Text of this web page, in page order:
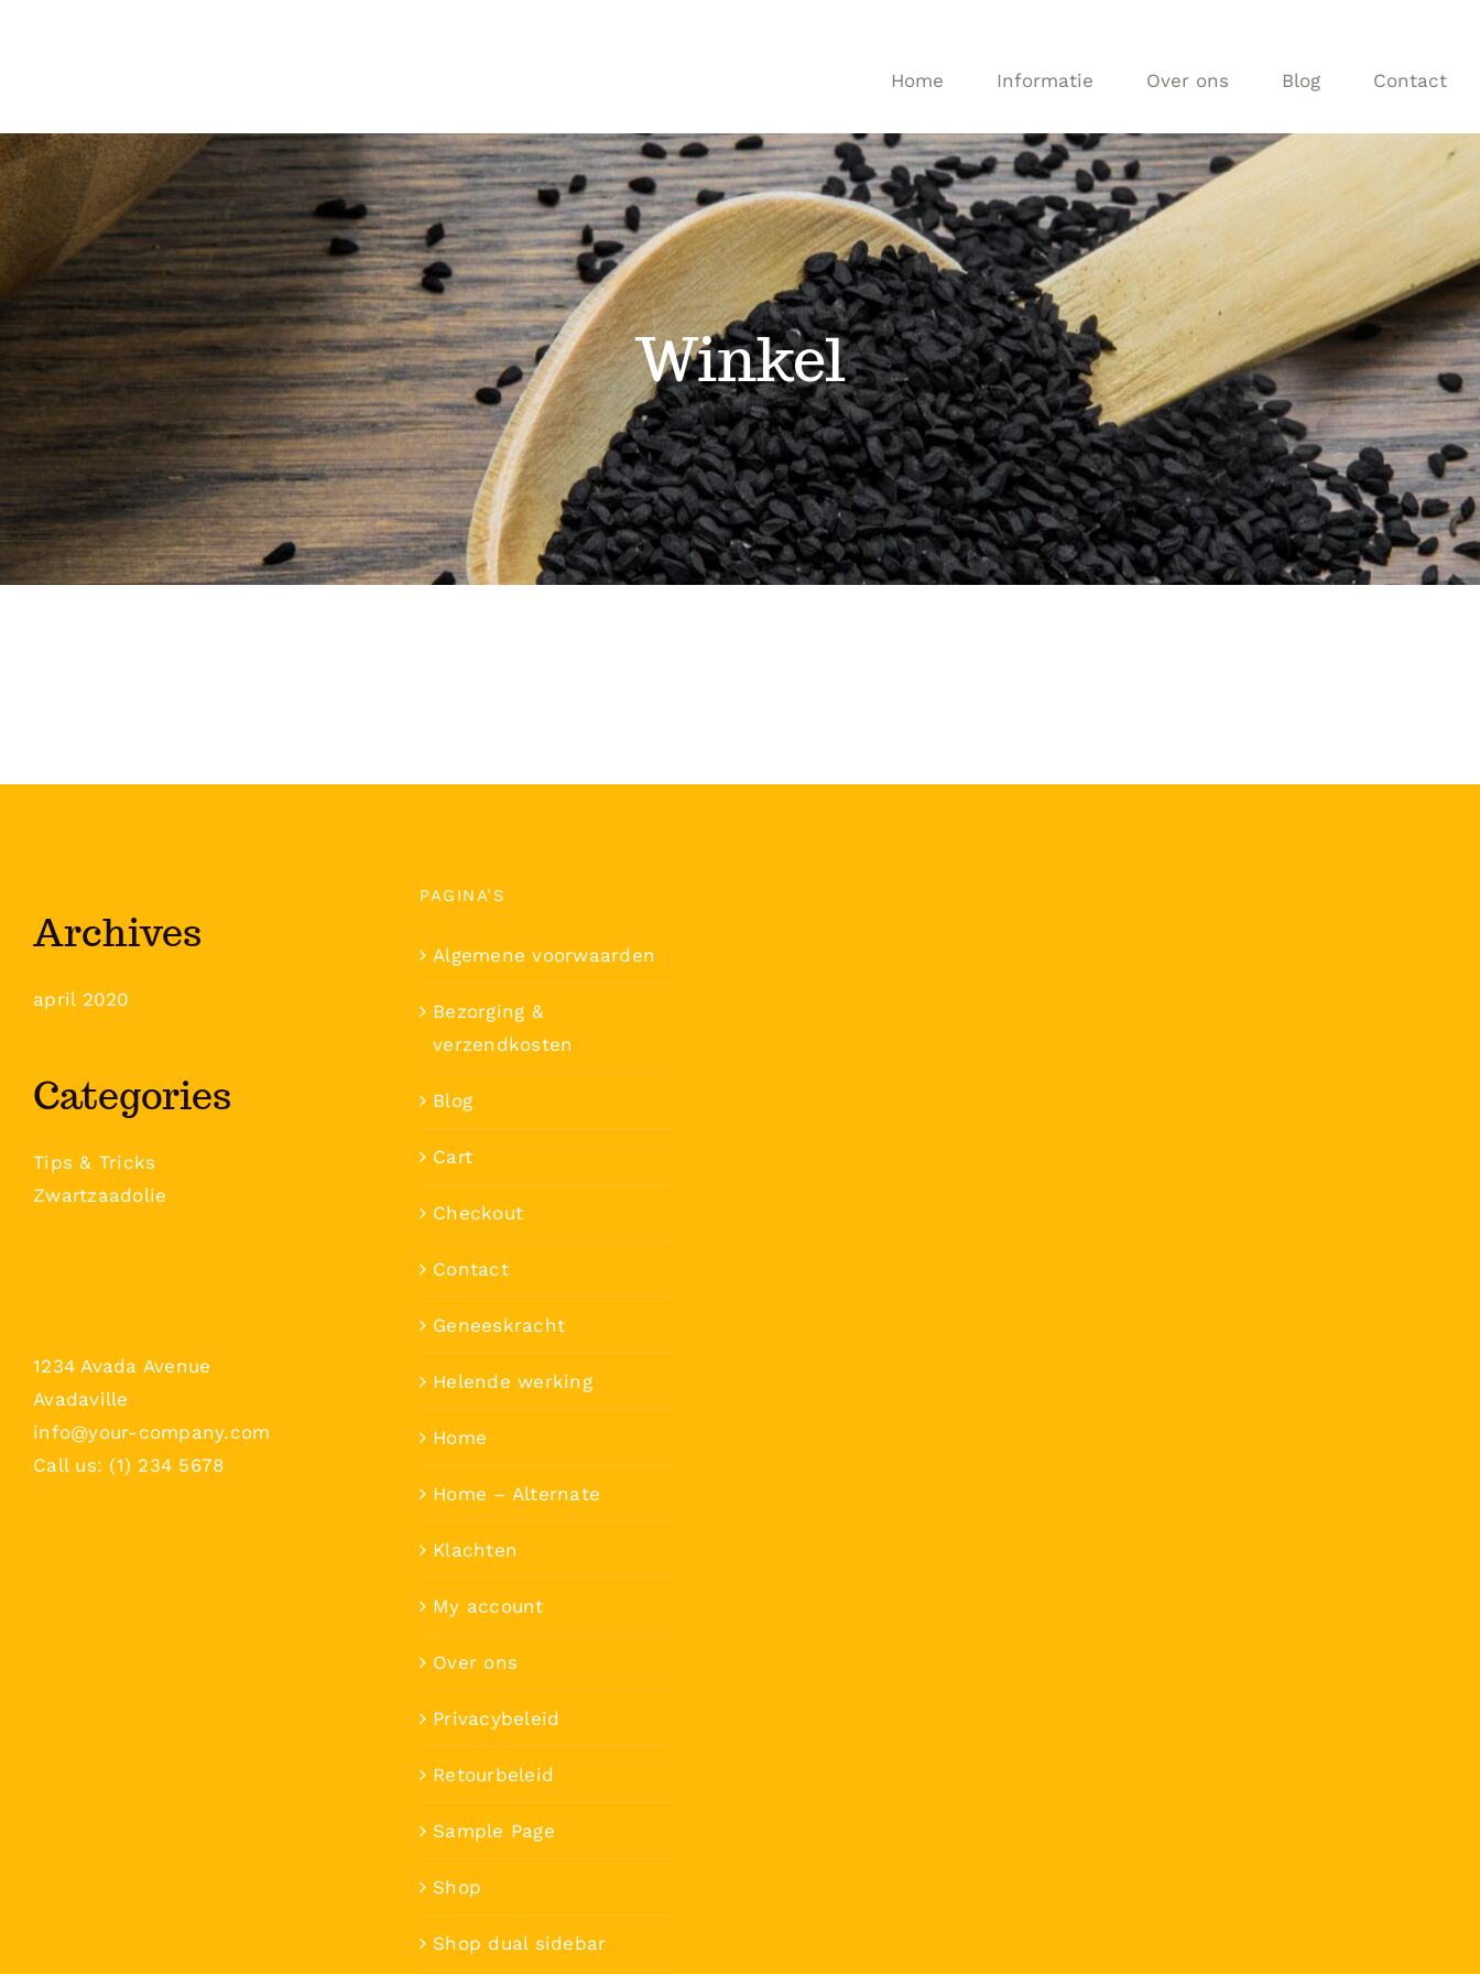
Home Informatie Over ons Blog Contact
Winkel
Archives
april 2020
Categories
Tips & Tricks
Zwartzaadolie
1234 Avada Avenue
Avadaville
info@your-company.com
Call us: (1) 234 5678
PAGINA’S
Algemene voorwaarden
Bezorging &
verzendkosten
Blog
Cart
Checkout
Contact
Geneeskracht
Helende werking
Home
Home – Alternate
Klachten
My account
Over ons
Privacybeleid
Retourbeleid
Sample Page
Shop
Shop dual sidebar